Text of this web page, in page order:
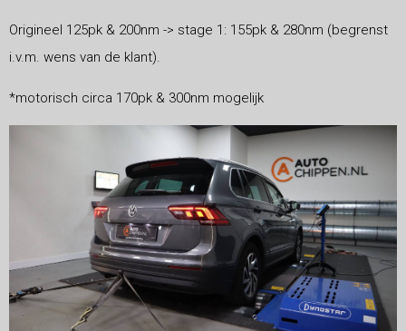
Origineel 125pk & 200nm -> stage 1: 155pk & 280nm (begrenst
i.v.m. wens van de klant).
*motorisch circa 170pk & 300nm mogelijk